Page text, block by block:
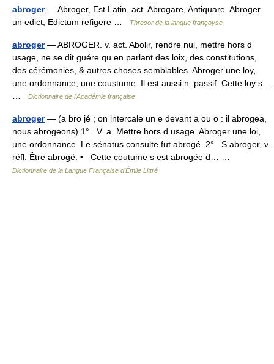
abroger— Abroger, Est Latin, act. Abrogare, Antiquare. Abroger
un edict, Edictum refigere …
Thresor de la langue françoyse
abroger— ABROGER. v. act. Abolir, rendre nul, mettre hors d
usage, ne se dit guére qu en parlant des loix, des constitutions,
des cérémonies, & autres choses semblables. Abroger une loy,
une ordonnance, une coustume. Il est aussi n. passif. Cette loy s…
Dictionnaire de l'Académie française
abroger— (a bro jé ; on intercale un e devant a ou o : il abrogea,
nous abrogeons) 1° V. a. Mettre hors d usage. Abroger une loi,
une ordonnance. Le sénatus consulte fut abrogé. 2° S abroger, v.
réfl. Être abrogé. • Cette coutume s est abrogée d… …
Dictionnaire de la Langue Française d'Émile Littré